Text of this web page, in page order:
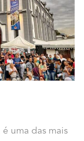
uma das mais